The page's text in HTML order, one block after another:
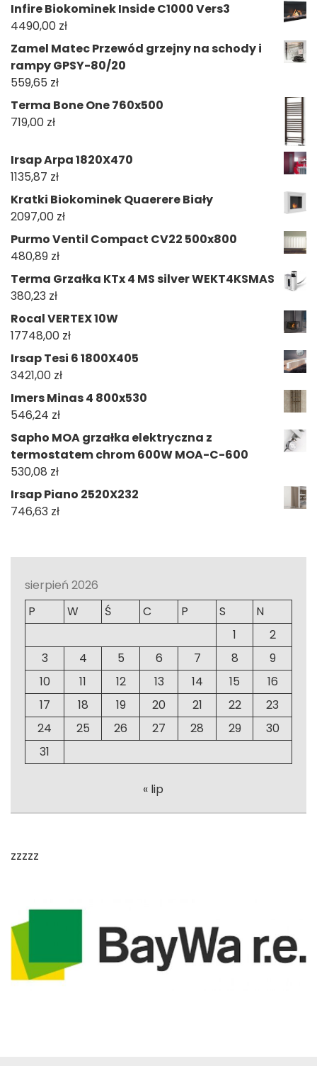
Infire Biokominek Inside C1000 Vers3
4490,00 zł
Zamel Matec Przewód grzejny na schody i
rampy GPSY-80/20
559,65 zł
Terma Bone One 760x500
719,00 zł
Irsap Arpa 1820X470
1135,87 zł
Kratki Biokominek Quaerere Biały
2097,00 zł
Purmo Ventil Compact CV22 500x800
480,89 zł
Terma Grzałka KTx 4 MS silver WEKT4KSMAS
380,23 zł
Rocal VERTEX 10W
17748,00 zł
Irsap Tesi 6 1800X405
3421,00 zł
Imers Minas 4 800x530
546,24 zł
Sapho MOA grzałka elektryczna z
termostatem chrom 600W MOA-C-600
530,08 zł
Irsap Piano 2520X232
746,63 zł
sierpień 2026
P
W Ś C P S
N
1
2
3
4 5 6 7 8
9
10
11 12 13 14 15
16
17
18 19 20 21 22
23
24
25 26 27 28 29
30
31
« lip
zzzzz